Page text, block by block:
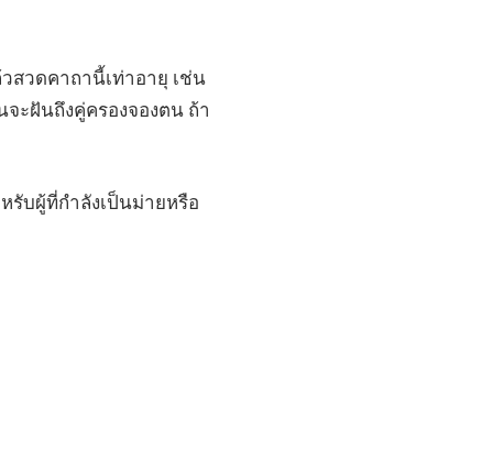
สวดคาถานี้เท่าอายุ เช่น
ะฝันถึงคู่ครองจองตน ถ้า
รับผู้ที่กำลังเป็นม่ายหรือ